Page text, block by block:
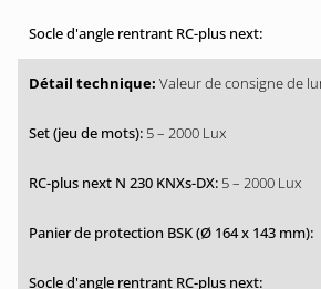
Valeur de consigne de
5 – 2000 Lux
5 – 2000 Lux